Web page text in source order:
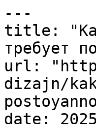
---
title: "Как
требует
url:
dizajn/
date: